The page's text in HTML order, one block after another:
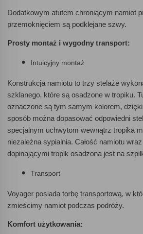
Dodatkowym atutem chroniącym namiot
przemoknięciem są podklejane szwy.
Prosty montaż i wygodny transport:
Intuicyjny montaż
Konstrukcja namiotu to trzy stelaże
szklanego, które są osadzone w tropiku.
oznaczone są tym samym kolorem,
sposób można dopasować odpowiedni
specjalnym uchwytom wewnątrz tropika
niezależna sypialnia. Całość namiotu
dopinającymi tropik osadzona jest na
Transport
Voyager posiada torbę transportową, w
zmieścimy namiot podczas podróży.
Komfort użytkowania: